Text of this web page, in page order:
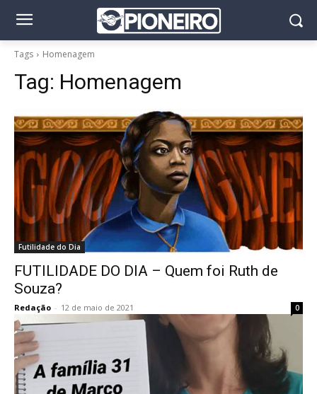
Tags Homenagem
Tag: Homenagem
Futilidade do Dia
FUTILIDADE DO DIA – Quem foi Ruth de
Souza?
Redação - 12 de maio de 2021 0